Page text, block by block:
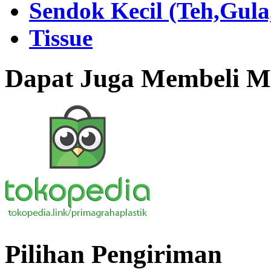
Sendok Kecil
Tissue
Dapat Juga Membeli
Pilihan Pengiriman